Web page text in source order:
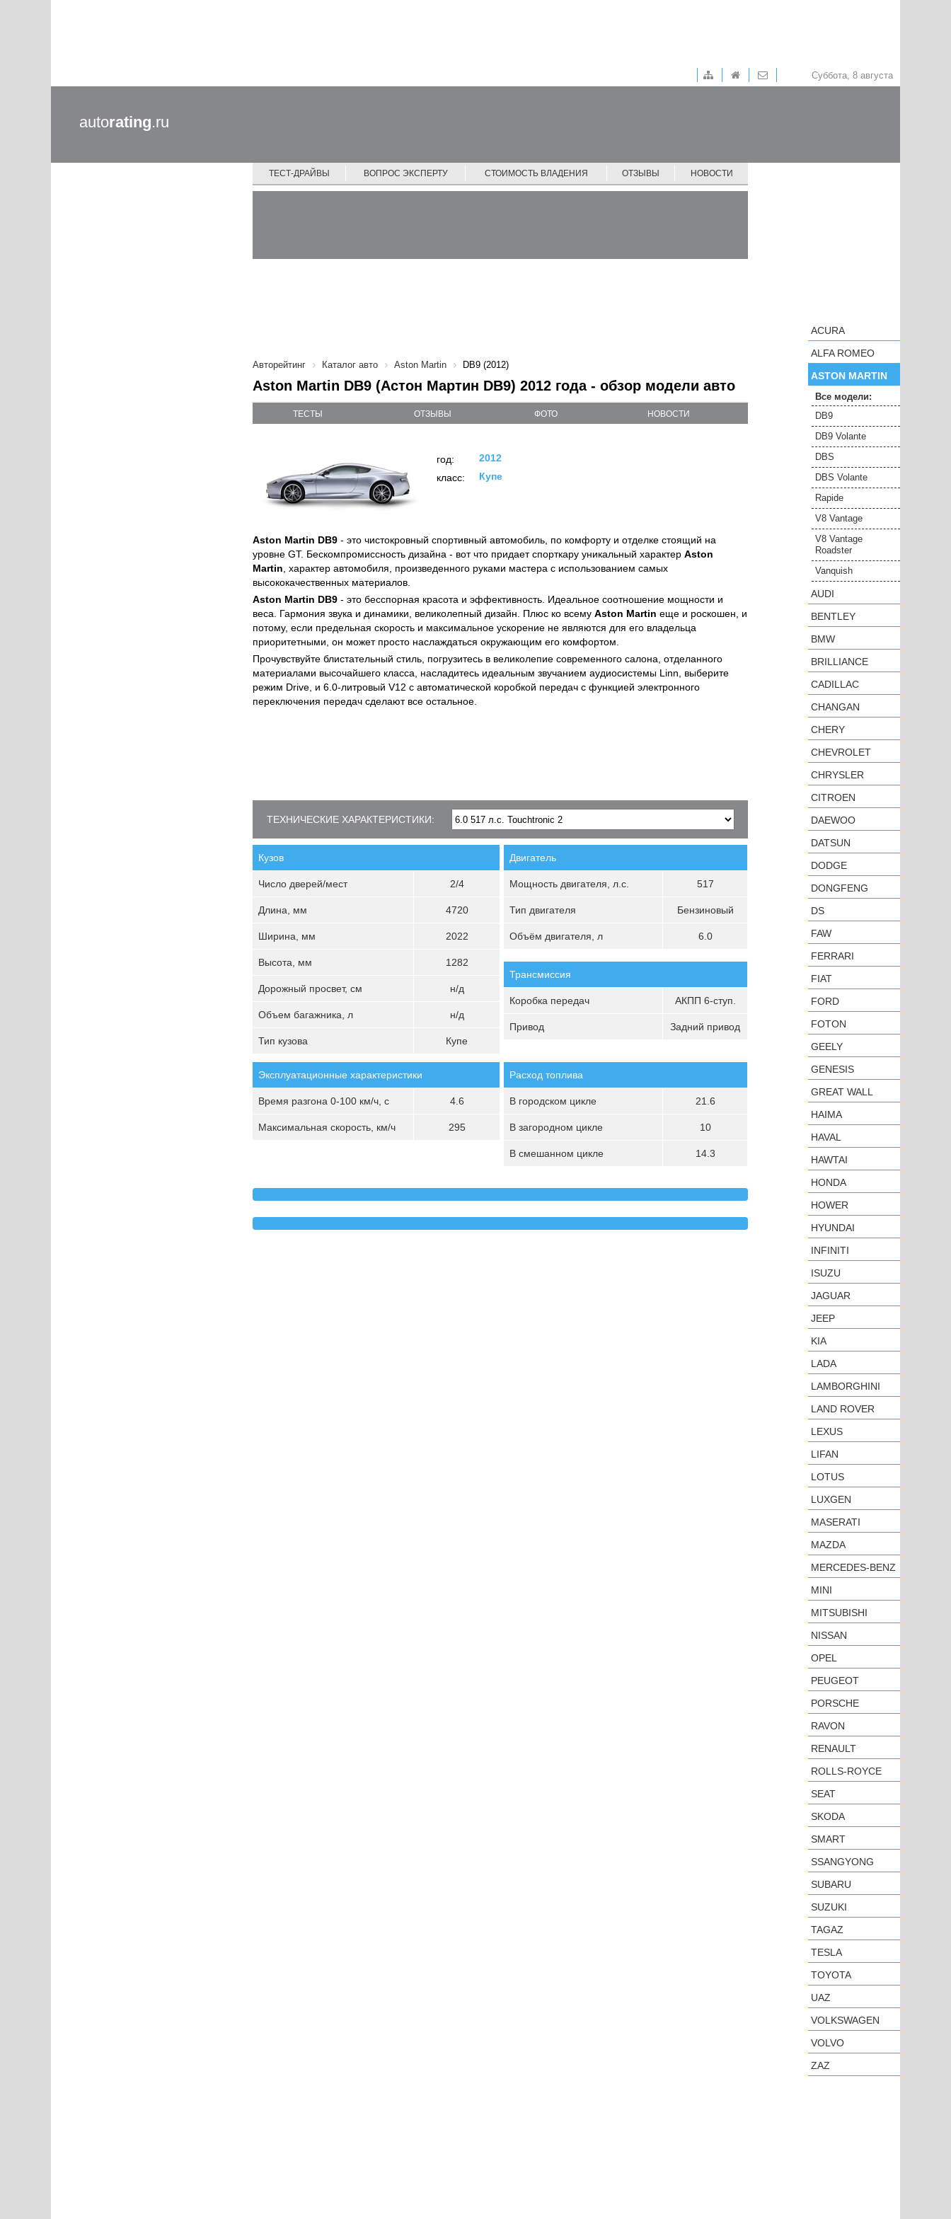
Суббота, 8 августа
autorating.ru
ТЕСТ-ДРАЙВЫ ВОПРОС ЭКСПЕРТУ СТОИМОСТЬ ВЛАДЕНИЯ ОТЗЫВЫ НОВОСТИ
Авторейтинг Каталог авто Aston Martin DB9 (2012)
Aston Martin DB9 (Астон Мартин DB9) 2012 года - обзор модели авто
ТЕСТЫ ОТЗЫВЫ ФОТО НОВОСТИ
год:
2012
класс:
Купе
Aston Martin DB9 - это чистокровный спортивный автомобиль, по комфорту и отделке стоящий на
уровне GT. Бескомпромиссность дизайна - вот что придает спорткару уникальный характер Aston
Martin , характер автомобиля, произведенного руками мастера с использованием самых
высококачественных материалов.
Aston Martin DB9 - это бесспорная красота и эффективность. Идеальное соотношение мощности и
веса. Гармония звука и динамики, великолепный дизайн. Плюс ко всему Aston Martin еще и роскошен, и
потому, если предельная скорость и максимальное ускорение не являются для его владельца
приоритетными, он может просто наслаждаться окружающим его комфортом.
Прочувствуйте блистательный стиль, погрузитесь в великолепие современного салона, отделанного
материалами высочайшего класса, насладитесь идеальным звучанием аудиосистемы Linn, выберите
режим Drive, и 6.0-литровый V12 с автоматической коробкой передач с функцией электронного
переключения передач сделают все остальное.
ТЕХНИЧЕСКИЕ ХАРАКТЕРИСТИКИ:
Кузов
Число дверей/мест 2/4
Длина, мм 4720
Ширина, мм 2022
Высота, мм 1282
Дорожный просвет, см н/д
Объем багажника, л н/д
Тип кузова Купе
Двигатель
Мощность двигателя, л.с. 517
Тип двигателя Бензиновый
Объём двигателя, л 6.0
Трансмиссия
Коробка передач АКПП 6-ступ.
Привод Задний привод
Эксплуатационные характеристики
Время разгона 0-100 км/ч, с 4.6
Максимальная скорость, км/ч 295
Расход топлива
В городском цикле 21.6
В загородном цикле 10
В смешанном цикле 14.3
ACURA
ALFA ROMEO
ASTON MARTIN
Все модели:
DB9
DB9 Volante
DBS
DBS Volante
Rapide
V8 Vantage
V8 Vantage
Roadster
Vanquish
AUDI
BENTLEY
BMW
BRILLIANCE
CADILLAC
CHANGAN
CHERY
CHEVROLET
CHRYSLER
CITROEN
DAEWOO
DATSUN
DODGE
DONGFENG
DS
FAW
FERRARI
FIAT
FORD
FOTON
GEELY
GENESIS
GREAT WALL
HAIMA
HAVAL
HAWTAI
HONDA
HOWER
HYUNDAI
INFINITI
ISUZU
JAGUAR
JEEP
KIA
LADA
LAMBORGHINI
LAND ROVER
LEXUS
LIFAN
LOTUS
LUXGEN
MASERATI
MAZDA
MERCEDES-BENZ
MINI
MITSUBISHI
NISSAN
OPEL
PEUGEOT
PORSCHE
RAVON
RENAULT
ROLLS-ROYCE
SEAT
SKODA
SMART
SSANGYONG
SUBARU
SUZUKI
TAGAZ
TESLA
TOYOTA
UAZ
VOLKSWAGEN
VOLVO
ZAZ